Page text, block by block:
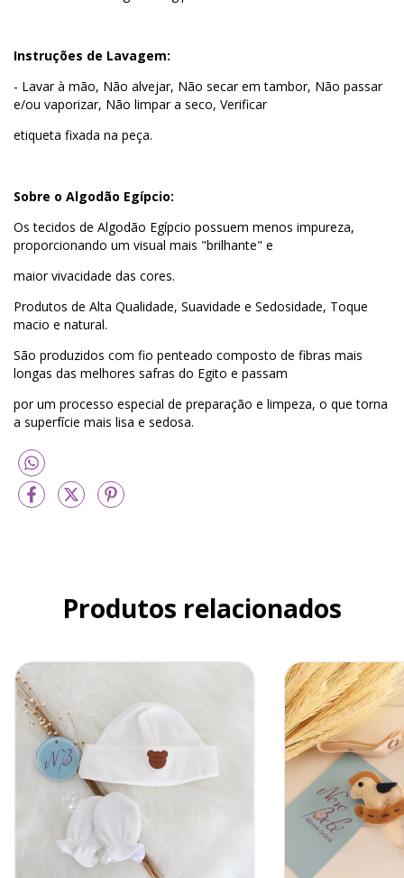
Instruções de Lavagem:
- Lavar à mão, Não alvejar, Não secar em tambor, Não passar
e/ou vaporizar, Não limpar a seco, Verificar
etiqueta fixada na peça.
Sobre o Algodão Egípcio:
Os tecidos de Algodão Egípcio possuem menos impureza,
proporcionando um visual mais "brilhante" e
maior vivacidade das cores.
Produtos de Alta Qualidade, Suavidade e Sedosidade, Toque
macio e natural.
São produzidos com fio penteado composto de fibras mais
longas das melhores safras do Egito e passam
por um processo especial de preparação e limpeza, o que torna
a superfície mais lisa e sedosa.
Produtos relacionados